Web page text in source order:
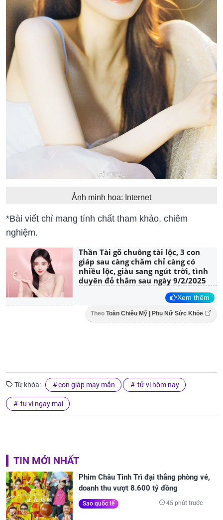
Ảnh minh họa: Internet
*Bài viết chỉ mang tính chất tham khảo, chiêm
nghiệm.
Thần Tài gõ chuông tài lộc, 3 con
giáp sau càng chăm chỉ càng có
nhiều lộc, giàu sang ngút trời, tình
duyên đỏ thắm sau ngày 9/2/2025
Xem thêm
Theo Toàn Chiêu Mỹ | Phụ Nữ Sức Khỏe
Từ khóa: con giáp may mắn tử vi hôm nay
tu vi ngay mai
TIN MỚI NHẤT
Phim Châu Tinh Trì đại thắng phòng vé,
doanh thu vượt 8.600 tỷ đồng
Sao quốc tế 45 phút trước